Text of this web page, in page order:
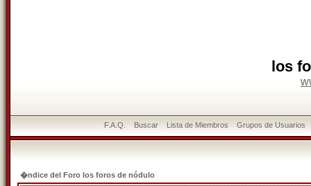
los
F.A.Q. Buscar Lista de Miembros Grupos de Usuarios
�ndice del Foro los foros de nódulo